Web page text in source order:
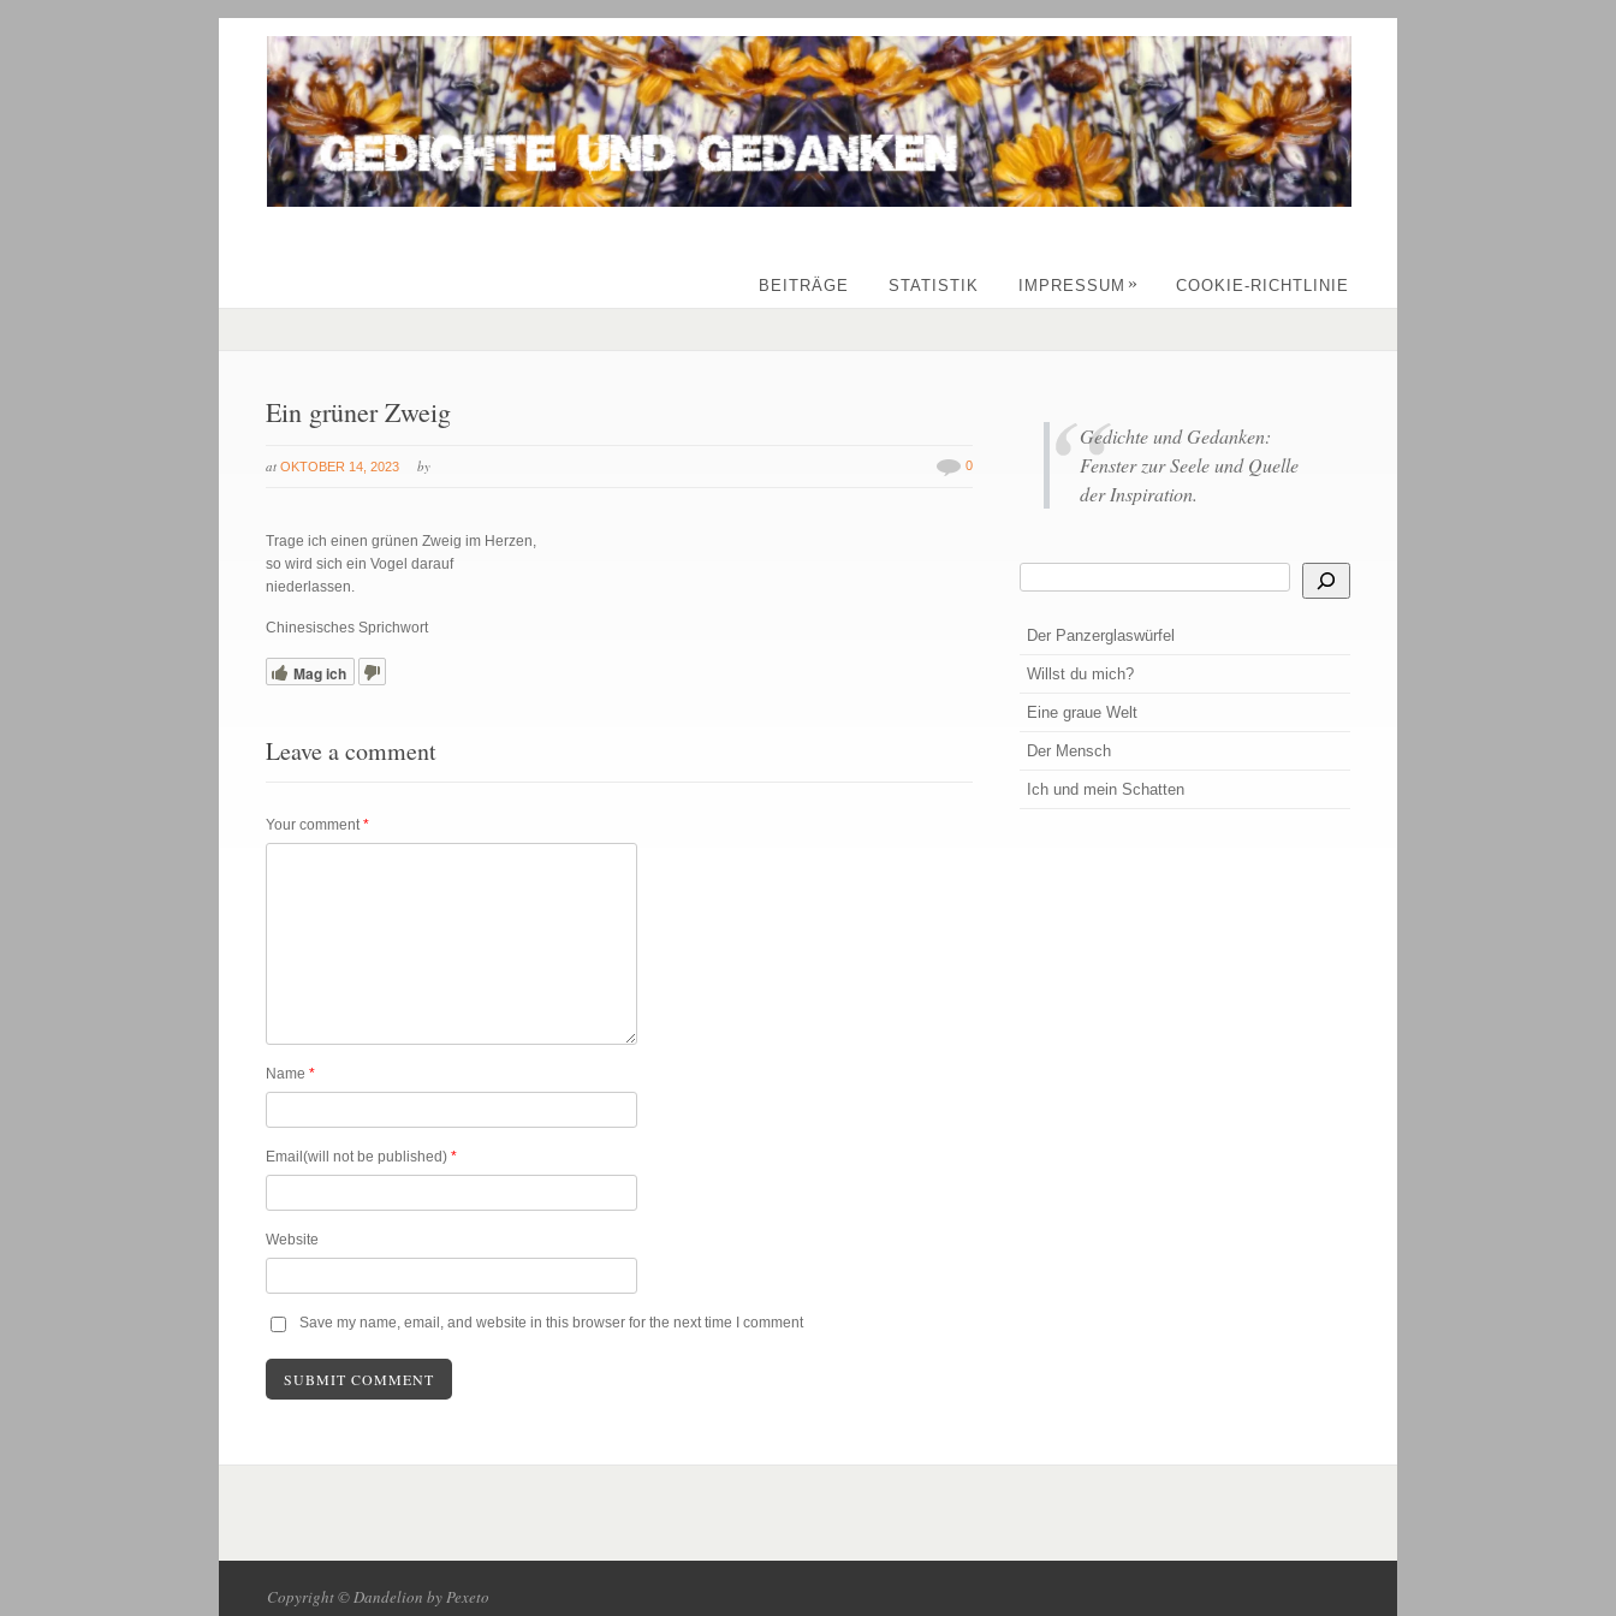
BEITRÄGE STATISTIK IMPRESSUM » COOKIE-RICHTLINIE
Ein grüner Zweig
at OKTOBER 14, 2023 by 0
Trage ich einen grünen Zweig im Herzen,
so wird sich ein Vogel darauf
niederlassen.
Chinesisches Sprichwort
Mag ich
Leave a comment
Your comment*
Name*
Email(will not be published)*
Website
Save my name, email, and website in this browser for the next time I comment
Gedichte und Gedanken:
Fenster zur Seele und Quelle
der Inspiration.
Der Panzerglaswürfel
Willst du mich?
Eine graue Welt
Der Mensch
Ich und mein Schatten
Copyright © Dandelion by Pexeto